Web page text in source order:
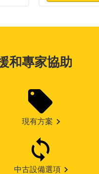
和專家協助
現有方案
中古設備選項